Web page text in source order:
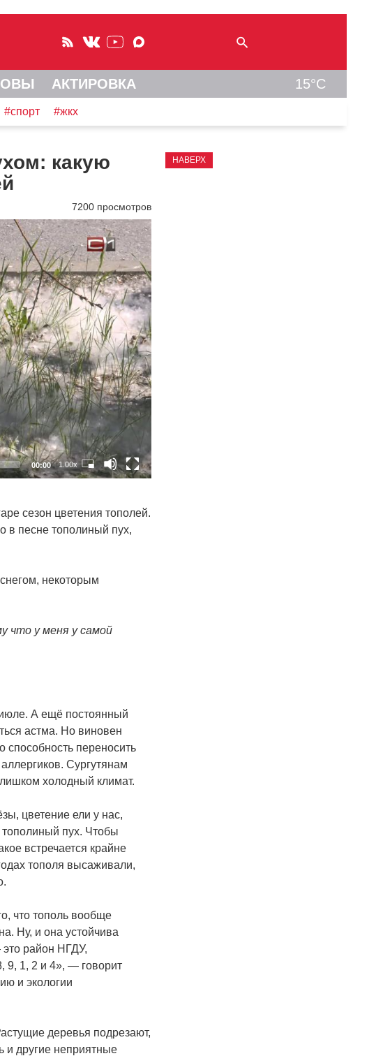
АКТИРОВКА 15°C
#спорт #жкх
какую
7200 просмотров
00:00 1.00x
сезон цветения тополей.
в песне тополиный пух,
некоторым
что у меня у самой
июле. А ещё постоянный
астма. Но виновен
способность переносить
Сургутянам
холодный климат.
цветение ели у нас,
тополиный пух. Чтобы
встречается крайне
тополя высаживали,
что тополь вообще
Ну, и она устойчива
это район НГДУ,
9, 1, 2 и 4», — говорит
и экологии
деревья подрезают,
и другие неприятные
НАВЕРХ